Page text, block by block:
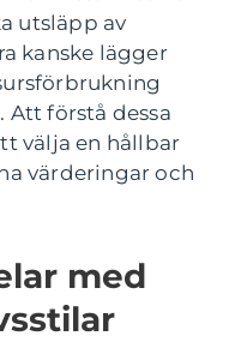
utsläpp av
kanske lägger
förstå dessa
välja en hållbar
värderingar och
med